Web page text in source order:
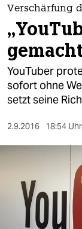
themen
politik
öko
gesellschaft
sport
nord
wahrheit
Verschärfung
YouTuber
sofort ohne
setzt seine
2.9.2016 18:54 Uhr